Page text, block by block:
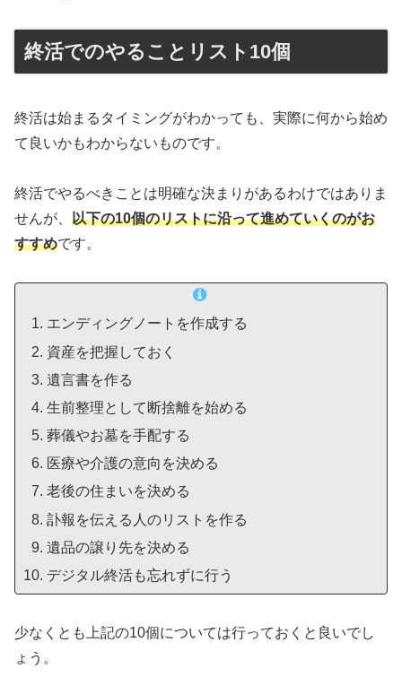
終活でのやることリスト10個
終活は始まるタイミングがわかっても、実際に何から始め
て良いかもわからないものです。
終活でやるべきことは明確な決まりがあるわけではありま
せんが、 以下の10個のリストに沿って進めていくのがお
すすめです。
エンディングノートを作成する
資産を把握しておく
遺言書を作る
生前整理として断捨離を始める
葬儀やお墓を手配する
医療や介護の意向を決める
老後の住まいを決める
訃報を伝える人のリストを作る
遺品の譲り先を決める
デジタル終活も忘れずに行う
少なくとも上記の10個については行っておくと良いでし
ょう。